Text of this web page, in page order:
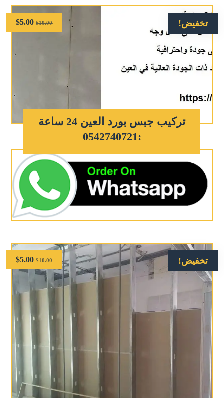
تخفيض!
تركيب جبس بورد العين 24 ساعة
:0542740721
$10.00
$5.00
تخفيض! $10.00
$5.00